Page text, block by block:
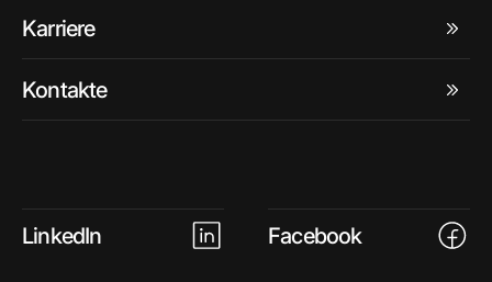
Karriere
Kontakte
LinkedIn Facebook